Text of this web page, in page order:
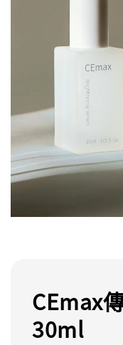
CEmax
30ml